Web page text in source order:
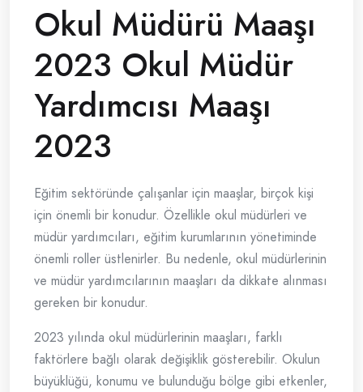
Okul Müdürü Maaşı
2023 Okul Müdür
Yardımcısı Maaşı
2023
Eğitim sektöründe çalışanlar için maaşlar, birçok kişi
için önemli bir konudur. Özellikle okul müdürleri ve
müdür yardımcıları, eğitim kurumlarının yönetiminde
önemli roller üstlenirler. Bu nedenle, okul müdürlerinin
ve müdür yardımcılarının maaşları da dikkate alınması
gereken bir konudur.
2023 yılında okul müdürlerinin maaşları, farklı
faktörlere bağlı olarak değişiklik gösterebilir. Okulun
büyüklüğü, konumu ve bulunduğu bölge gibi etkenler,